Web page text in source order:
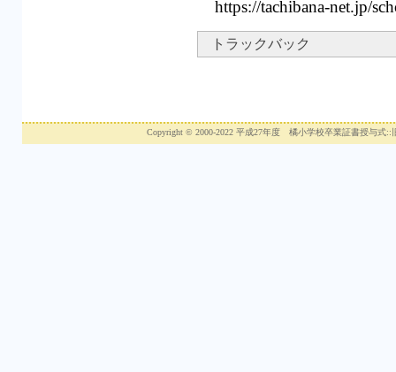
https://tachibana-net.jp/
トラックバック
Copyright © 2000-2022 平成27年度 橘小学校卒業証書授与式::